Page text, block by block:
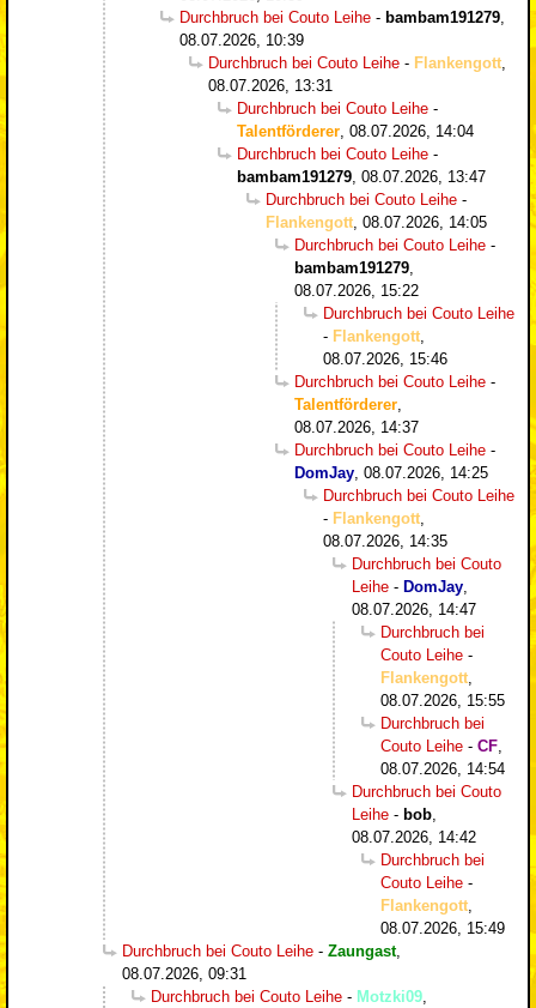
Durchbruch bei Couto Leihe - bambam191279
08.07.2026, 10:39
Durchbruch bei Couto Leihe - Flankengott
08.07.2026, 13:31
Durchbruch bei Couto Leihe -
Talentförderer 08.07.2026, 14:04
Durchbruch bei Couto Leihe -
bambam191279 08.07.2026, 13:47
Durchbruch bei Couto Leihe -
Flankengott 08.07.2026, 14:05
Durchbruch bei Couto Leihe -
bambam191279
08.07.2026, 15:22
Durchbruch bei Couto Leihe
- Flankengott
08.07.2026, 15:46
Durchbruch bei Couto Leihe -
Talentförderer
08.07.2026, 14:37
Durchbruch bei Couto Leihe -
DomJay 08.07.2026, 14:25
Durchbruch bei Couto Leihe
- Flankengott
08.07.2026, 14:35
Durchbruch bei Couto
Leihe - DomJay
08.07.2026, 14:47
Durchbruch bei
Couto Leihe -
Flankengott
08.07.2026, 15:55
Durchbruch bei
Couto Leihe - CF
08.07.2026, 14:54
Durchbruch bei Couto
Leihe - bob
08.07.2026, 14:42
Durchbruch bei
Couto Leihe -
Flankengott
08.07.2026, 15:49
Durchbruch bei Couto Leihe - Zaungast,
08.07.2026, 09:31
Durchbruch bei Couto Leihe - Motzki09